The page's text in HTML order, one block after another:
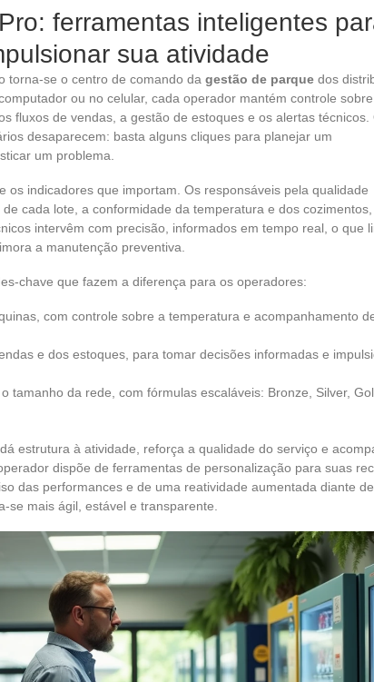
ferramentas inteligentes
sua atividade
torna-se o centro de comando da gestão de parque dos
ou no celular, cada operador mantém controle
fluxos de vendas, a gestão de estoques e os alertas técnicos.
desaparecem: basta alguns cliques para planejar um
um problema.
os indicadores que importam. Os responsáveis pela qualidade
de cada lote, a conformidade da temperatura e dos cozimentos,
intervêm com precisão, informados em tempo real, o que
a manutenção preventiva.
chave que fazem a diferença para os operadores:
com controle sobre a temperatura e acompanhamento
e dos estoques, para tomar decisões informadas e
tamanho da rede, com fórmulas escaláveis: Bronze, Silver,
dá estrutura à atividade, reforça a qualidade do serviço e
dispõe de ferramentas de personalização para suas
das performances e de uma reatividade aumentada diante de
se mais ágil, estável e transparente.